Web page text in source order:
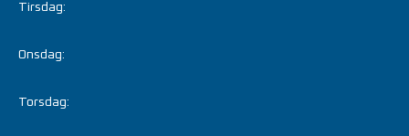
Tirsdag:
Onsdag:
Torsdag: